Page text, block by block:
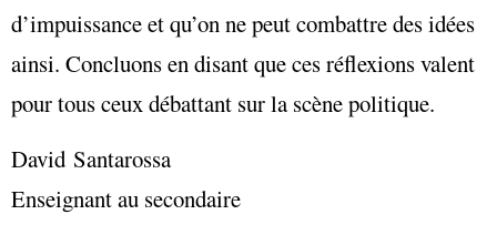
d’impuissance et qu’on ne peut combattre des idées
ainsi. Concluons en disant que ces réflexions valent
pour tous ceux débattant sur la scène politique.
David Santarossa
Enseignant au secondaire